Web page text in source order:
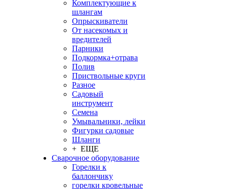
Комплектующие к
шлангам
Опрыскиватели
От насекомых и
вредителей
Парники
Подкормка+отрава
Полив
Приствольные круги
Разное
Садовый
инструмент
Семена
Умывальники, лейки
Фигурки садовые
Шланги
+ ЕЩЕ
Сварочное оборудование
Горелки к
баллончику
горелки кровельные